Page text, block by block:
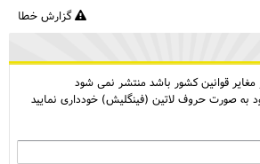
گزارش خطا
قوانین کشور باشد منتشر نمی شود
به صورت حروف لاتین (فینگلیش) خودداری نمایید